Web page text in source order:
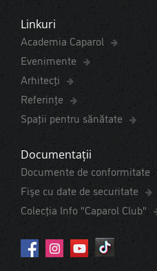
Linkuri
Academia Caparol
Evenimente
Arhitecți
Referințe
Spaţii pentru sănătate
Documentații
Documente de conformitate
Fișe cu date de securitate
Colecția Info "Caparol Club"